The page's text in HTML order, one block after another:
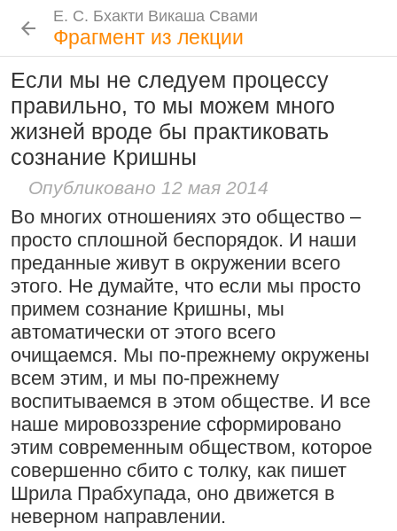
Е. С. Бхакти Викаша Свами
Лекции
Новые История Популярные
Рука в мешочке с чётками более
важна, чем шнур на плече
Намаккал, Тамил Наду,
Индия
Резкие слова для Нараяны
46:40 |1 октября 2008
Токио, Япония
Бог, наука и атеизм, часть 2: Хвала
слушателям!
9:25 |17 июля 2024|
Атланта, Джорджия, США
Е. С. Бхакти Викаша Свами
Фрагмент из лекции
Если мы не следуем процессу
правильно, то мы можем много
жизней вроде бы практиковать
сознание Кришны
Опубликовано 12 мая 2014
Во многих отношениях это общество –
просто сплошной беспорядок. И наши
преданные живут в окружении всего
этого. Не думайте, что если мы просто
примем сознание Кришны, мы
автоматически от этого всего
очищаемся. Мы по-прежнему окружены
всем этим, и мы по-прежнему
воспитываемся в этом обществе. И все
наше мировоззрение сформировано
этим современным обществом, которое
совершенно сбито с толку, как пишет
Шрила Прабхупада, оно движется в
неверном направлении.
Е. С. Бхакти Викаша Свами
Цитаты Шрилы Прабхупады
Сознание Кришны среди яванов и
млеччх
9 августа 2026
Проповеднические принципы, данные
Шри Чайтаньей Махапрабху
6 августа 2026
Следовать по стопам ачарьев
4 августа 2026
Молитвы Санатаны Госвами к Господу
Чайтанье
Е. С. Бхакти Викаша Свами
Фотоальбом
Шраванам-киртанам в Васильево 2026
Шрила Прабхупада
Биография | Книги|Цитаты
Лекции и беседы|Подношения
Бхакти Викаша Свами
Биография|Книги|График|Лекции
Скачать все лекции
Подношения учеников
Инициация
Общие стандарты|
Требования Махараджа
Видеоканалы
YouTube|ВК Видео|Дзен|
Ссылки
Контакты
Сайт
Войти|Регистрация|История версий
Инструкция